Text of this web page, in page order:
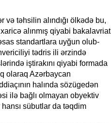
təhsilin alındığı ölkədə bu,
alınmış qiyabi bakalavriat
standartlara uyğun olub-
tədris ili ərzində
iştirakını qiyabi formada
olaraq Azərbaycan
halında sözügedən
ilə bağlı olmayan obyektiv
sübutlar da təqdim